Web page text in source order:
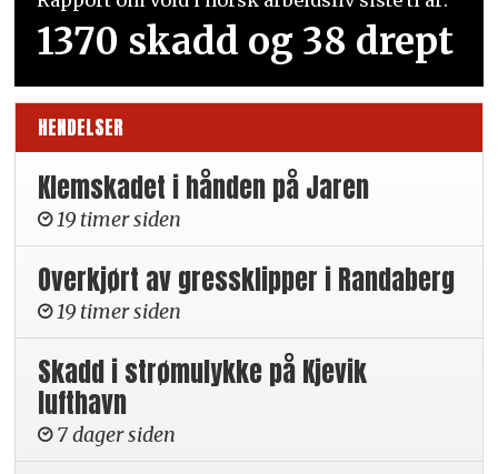
1370 skadd og 38 drept
HENDELSER
Klemskadet i hånden på Jaren
19 timer siden
Overkjørt av gressklipper i Randaberg
19 timer siden
Skadd i strømulykke på Kjevik
lufthavn
7 dager siden